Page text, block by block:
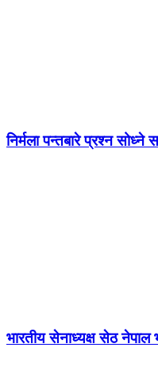
निर्मला पन्तबारे प्रश्न
भारतीय सेनाध्यक्ष सेठ